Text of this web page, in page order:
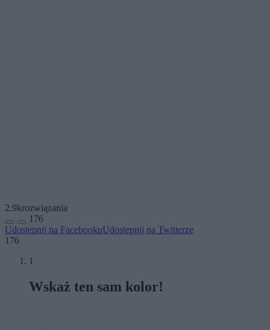
2.9krozwiązania
176
Udostępnij na FacebookuUdostępnij na Twitterze
176
1
Wskaż ten sam kolor!